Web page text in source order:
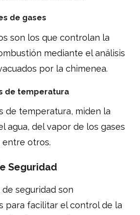
de gases
son los que controlan la
mediante el análisis
por la chimenea.
temperatura
de temperatura, miden la
agua, del vapor de los gases
otros.
Seguridad
seguridad son
para facilitar el control de la